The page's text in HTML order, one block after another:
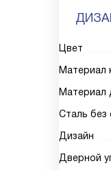
Цвет
Материал
Материал
Сталь без
Дизайн
Дверной